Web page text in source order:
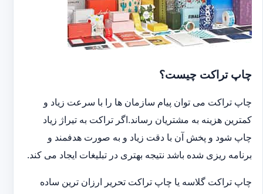
چاپ تراکت چیست؟
چاپ تراکت می توان پیام سازمان ها را با سرعت زیاد و
کمترین هزینه به مشتریان رساند.اگر تراکت به تیراژ زیاد
چاپ شود و پخش آن با دقت زیاد و به صورت هدفمند و
برنامه ریزی شده باشد نتیجه بهتری در تبلیغات ایجاد می کند.
چاپ تراکت گلاسه یا چاپ تراکت تحریر ارزان ترین ساده